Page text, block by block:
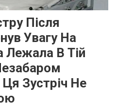
Після
Увагу На
Лежала В Тій
Зустріч Не